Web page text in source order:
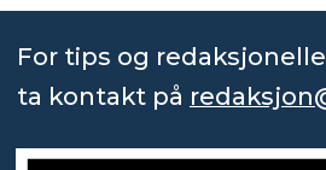
For tips og
ta kontakt på